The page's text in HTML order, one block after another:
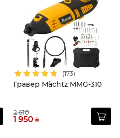
(173)
Гравер Mächtz MMG-310
2 610
1 950 ₴